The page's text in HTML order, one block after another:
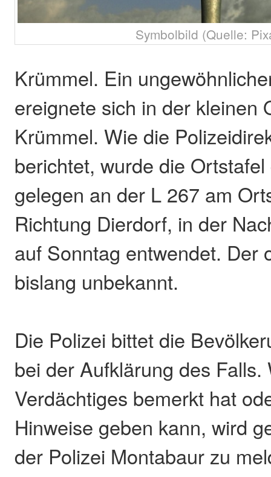
Symbolbild (Quelle:
Krümmel. Ein
ereignete sich in der kleinen
Krümmel. Wie die
berichtet, wurde die
gelegen an der L 267 am
Richtung Dierdorf, in der
auf Sonntag entwendet. Der
bislang unbekannt.
Die Polizei bittet die
bei der Aufklärung des Falls.
Verdächtiges bemerkt hat
Hinweise geben kann, wird
der Polizei Montabaur zu